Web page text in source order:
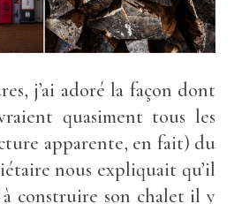
j’ai adoré la façon dont
quasiment tous les
apparente, en fait) du
nous expliquait qu’il
à construire son chalet il y